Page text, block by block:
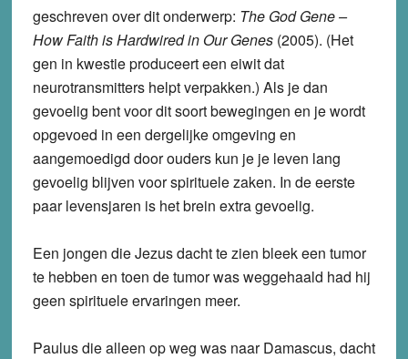
geschreven over dit onderwerp: The God Gene –
How Faith is Hardwired in Our Genes(2005). (Het
gen in kwestie produceert een eiwit dat
neurotransmitters helpt verpakken.) Als je dan
gevoelig bent voor dit soort bewegingen en je wordt
opgevoed in een dergelijke omgeving en
aangemoedigd door ouders kun je je leven lang
gevoelig blijven voor spirituele zaken. In de eerste
paar levensjaren is het brein extra gevoelig.
Een jongen die Jezusdacht te zien bleek een tumor
te hebben en toen de tumor was weggehaald had hij
geen spirituele ervaringen meer.
Paulusdie alleen op weg was naar Damascus, dacht